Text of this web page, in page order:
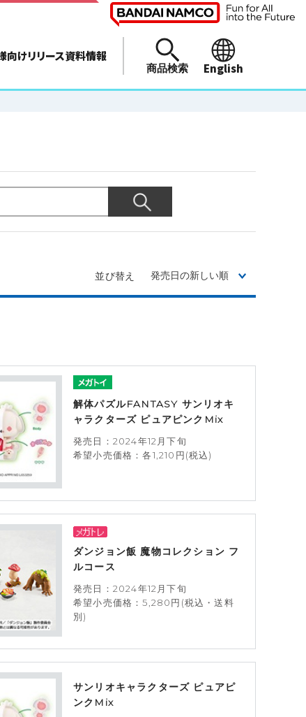
向けリリース資料情報
商品検索 English
並び替え
解体パズルFANTASY サンリオキ
ャラクターズ ピュアピンクMix
発売日：2024年12月下旬
希望小売価格：各1,210円(税込)
ダンジョン飯 魔物コレクション フ
ルコース
発売日：2024年12月下旬
希望小売価格：5,280円(税込・送料
別)
サンリオキャラクターズ ピュアピ
ンクMix